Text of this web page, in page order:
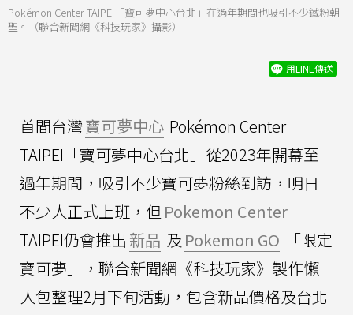
Pokémon Center TAIPEI「寶可夢中心台北」在過年期間也吸引不少鐵粉朝
聖。（聯合新聞網《科技玩家》攝影）
用LINE傳送
首間台灣寶可夢中心 Pokémon Center
TAIPEI「寶可夢中心台北」從2023年開幕至
過年期間，吸引不少寶可夢粉絲到訪，明日
不少人正式上班，但 Pokemon Center
TAIPEI仍會推出 新品 及 Pokemon GO
「限定
寶可夢」，聯合新聞網《科技玩家》製作懶
人包整理2月下旬活動，包含新品價格及台北